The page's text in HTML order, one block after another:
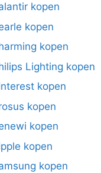
kopen
kopen
kopen
Lighting kopen
kopen
kopen
kopen
kopen
kopen